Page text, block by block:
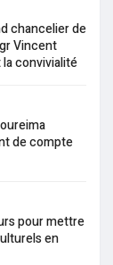
chancelier de
Vincent
convivialité
de compte
pour mettre
en